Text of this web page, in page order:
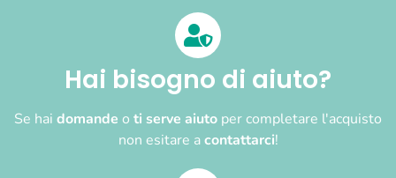
Hai bisogno di aiuto?
Se hai domande o ti serve aiuto per completare l'acquisto
non esitare acontattarci!